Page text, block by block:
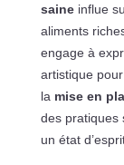
saineinflue
aliments
engage à
artistique
la mise en
des pratiques
un état